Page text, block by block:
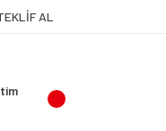
AL